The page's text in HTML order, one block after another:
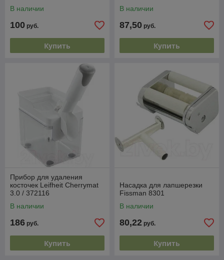
В наличии
100 руб.
Купить
В наличии
87,50 руб.
Купить
Прибор для удаления
косточек Leifheit Cherrymat
3.0 / 372116
В наличии
186 руб.
Купить
Насадка для лапшерезки
Fissman 8301
В наличии
80,22 руб.
Купить